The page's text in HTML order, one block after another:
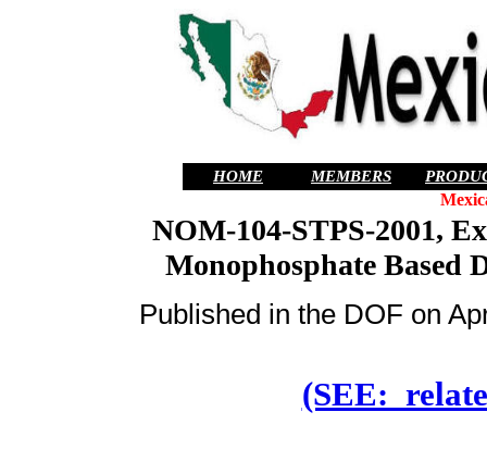
HOME MEMBERS
NOM-104-STPS-2001,
Monophosphate Based
Published in the DOF on
(SEE: